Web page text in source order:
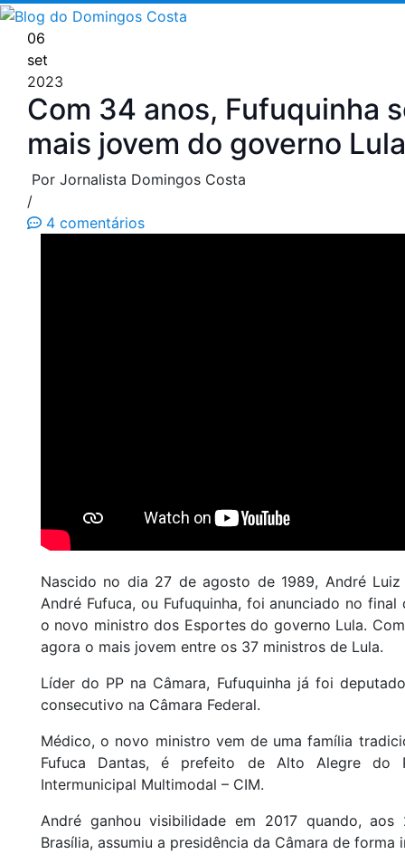
Pular
para
conteúdo
06
set
2023
Com 34 anos, Fufuquinha
mais jovem do governo Lula
Por Jornalista Domingos Costa
/
4 comentários
Nascido no dia 27 de agosto de 1989, André
André Fufuca, ou Fufuquinha, foi anunciado no
o novo ministro dos Esportes do governo Lula.
agora o mais jovem entre os 37 ministros de Lula.
Líder do PP na Câmara, Fufuquinha já foi
consecutivo na Câmara Federal.
Médico, o novo ministro vem de uma família
Fufuca Dantas, é prefeito de Alto Alegre do
Intermunicipal Multimodal – CIM.
André ganhou visibilidade em 2017 quando,
Brasília, assumiu a presidência da Câmara de forma